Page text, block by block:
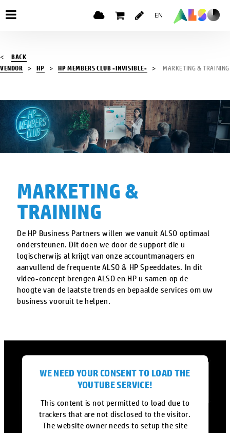
EN
BACK
VENDOR
HP HP MEMBERS CLUB -INVISIBLE- MARKETING & TRAINING
MARKETING &
TRAINING
De HP Business Partners willen we vanuit ALSO optimaal
ondersteunen. Dit doen we door de support die u
logischerwijs al krijgt van onze accountmanagers en
aanvullend de frequente ALSO & HP Speeddates. In dit
video-concept brengen ALSO en HP u samen op de
hoogte van de laatste trends en bepaalde services om uw
business vooruit te helpen.
WE NEED YOUR CONSENT TO LOAD THE
YOUTUBE SERVICE!
This content is not permitted to load due to
trackers that are not disclosed to the visitor.
The website owner needs to setup the site